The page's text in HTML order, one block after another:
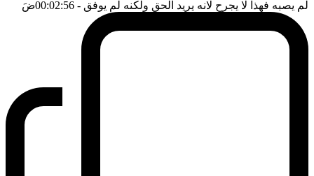
لم يصبه فهذا لا يجرح لانه يريد الحق ولكنه لم يوفق - 00:02:56 ضَ